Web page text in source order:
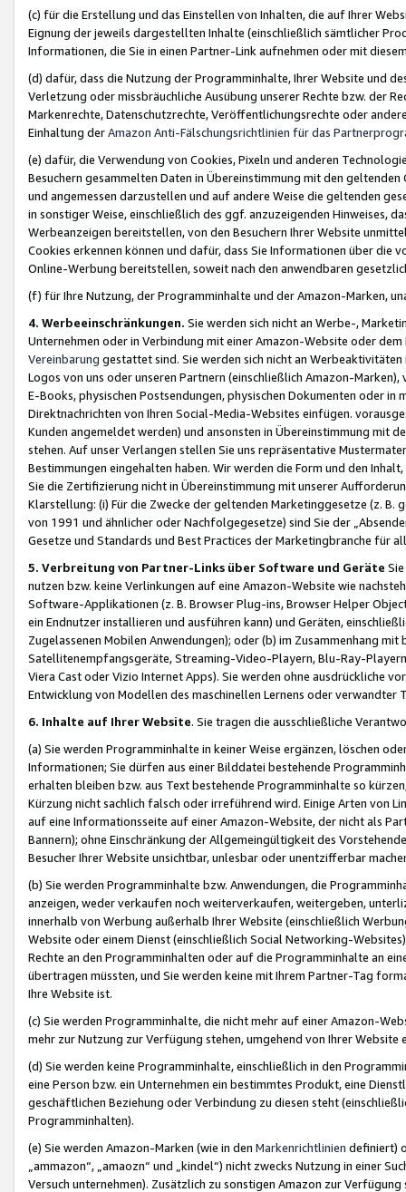
(c) für die Erstellung und das Einstellen von Inhalten, die auf Ihrer
Eignung der jeweils dargestellten Inhalte (einschließlich sämtlicher
Informationen, die Sie in einen Partner-Link aufnehmen oder mit
(d) dafür, dass die Nutzung der Programminhalte, Ihrer Website und
Verletzung oder missbräuchliche Ausübung unserer Rechte bzw. der
Markenrechte, Datenschutzrechte, Veröffentlichungsrechte oder
Einhaltung derAmazon Anti-Fälschungsrichtlinien für das
(e) dafür, die Verwendung von Cookies, Pixeln und anderen
Besuchern gesammelten Daten in Übereinstimmung mit den
und angemessen darzustellen und auf andere Weise die geltenden
in sonstiger Weise, einschließlich des ggf. anzuzeigenden Hinweises,
Werbeanzeigen bereitstellen, von den Besuchern Ihrer Website
Cookies erkennen können und dafür, dass Sie Informationen über die
Online-Werbung bereitstellen, soweit nach den anwendbaren
(f) für Ihre Nutzung, der Programminhalte und der Amazon-Marken,
4. Werbeeinschränkungen. Sie werden sich nicht an Werbe-,
Unternehmen oder in Verbindung mit einer Amazon-Website oder
Vereinbarung gestattet sind. Sie werden sich nicht an
Logos von uns oder unseren Partnern (einschließlich Amazon-
E-Books, physischen Postsendungen, physischen Dokumenten oder in
Direktnachrichten von Ihren Social-Media-Websites einfügen.
Kunden angemeldet werden) und ansonsten in Übereinstimmung mit
stehen. Auf unser Verlangen stellen Sie uns repräsentative
Bestimmungen eingehalten haben. Wir werden die Form und den
Sie die Zertifizierung nicht in Übereinstimmung mit unserer
Klarstellung: (i) Für die Zwecke der geltenden Marketinggesetze (z. B.
von 1991 und ähnlicher oder Nachfolgegesetze) sind Sie der
Gesetze und Standards und Best Practices der Marketingbranche für
5. Verbreitung von Partner-Links über Software und Geräte
nutzen bzw. keine Verlinkungen auf eine Amazon-Website wie
Software-Applikationen (z. B. Browser Plug-ins, Browser Helper
ein Endnutzer installieren und ausführen kann) und Geräten,
Zugelassenen Mobilen Anwendungen); oder (b) im Zusammenhang
Satellitenempfangsgeräte, Streaming-Video-Playern, Blu-Ray-
Viera Cast oder Vizio Internet Apps). Sie werden ohne ausdrückliche
Entwicklung von Modellen des maschinellen Lernens oder
6. Inhalte auf Ihrer Website. Sie tragen die ausschließliche
(a) Sie werden Programminhalte in keiner Weise ergänzen, löschen
Informationen; Sie dürfen aus einer Bilddatei bestehende
erhalten bleiben bzw. aus Text bestehende Programminhalte so
Kürzung nicht sachlich falsch oder irreführend wird. Einige Arten von
auf eine Informationsseite auf einer Amazon-Website, der nicht als
Bannern); ohne Einschränkung der Allgemeingültigkeit des
Besucher Ihrer Website unsichtbar, unlesbar oder unentzifferbar
(b) Sie werden Programminhalte bzw. Anwendungen, die
anzeigen, weder verkaufen noch weiterverkaufen, weitergeben,
innerhalb von Werbung außerhalb Ihrer Website (einschließlich
Website oder einem Dienst (einschließlich Social Networking-
Rechte an den Programminhalten oder auf die Programminhalte an
übertragen müssten, und Sie werden keine mit Ihrem Partner-Tag
Ihre Website ist.
(c) Sie werden Programminhalte, die nicht mehr auf einer Amazon-
mehr zur Nutzung zur Verfügung stehen, umgehend von Ihrer
(d) Sie werden keine Programminhalte, einschließlich in den
eine Person bzw. ein Unternehmen ein bestimmtes Produkt, eine
geschäftlichen Beziehung oder Verbindung zu diesen steht
Programminhalten).
(e) Sie werden Amazon-Marken (wie in den Markenrichtlinien definiert)
„ammazon“, „amaozn“ und „kindel“) nicht zwecks Nutzung in einer
Versuch unternehmen). Zusätzlich zu sonstigen Amazon zur